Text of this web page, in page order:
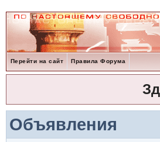
Перейти на сайт Правила Форума
Объявления